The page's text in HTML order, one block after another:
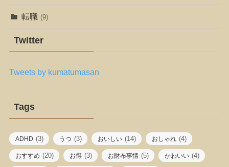
転職 (9)
Twitter
Tweets by kumatumasan
Tags
ADHD (3) うつ (3) おいしい (14) おしゃれ (4)
おすすめ (20) お得 (3) お財布事情 (5) かわいい (4)